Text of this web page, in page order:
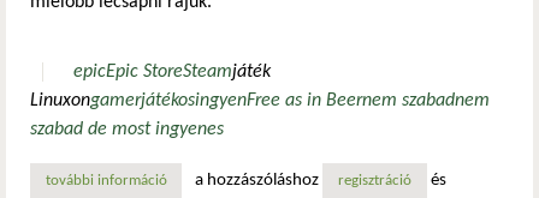
epicEpic StoreSteamjáték
LinuxongamerjátékosingyenFree as in Beernem szabadnem
szabad de most ingyenes
további információkét világ, két hangulat – két ingyenes játék az epic store-
a hozzászóláshoz regisztráció és